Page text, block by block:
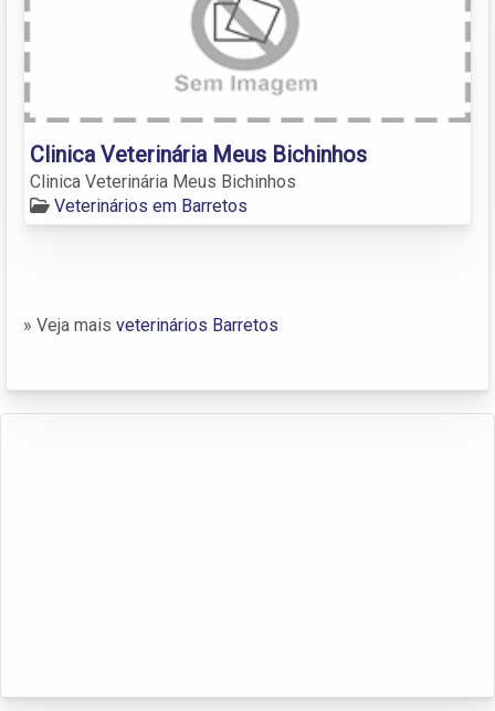
Clinica Veterinária Meus Bichinhos
Clinica Veterinária Meus Bichinhos
Veterinários em Barretos
» Veja mais veterinários Barretos